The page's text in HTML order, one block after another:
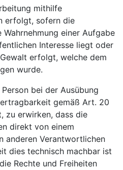
mithilfe
erfolgt, sofern die
einer Aufgabe
Interesse liegt oder
erfolgt, welche dem
wurde.
bei der Ausübung
gemäß Art. 20
zu erwirken, dass die
direkt von einem
anderen Verantwortlichen
dies technisch machbar ist
Rechte und Freiheiten